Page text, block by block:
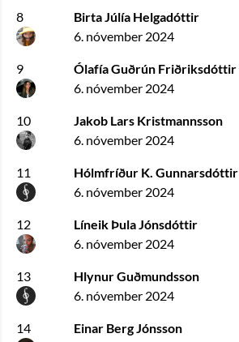
8
Birta Júlía Helgadóttir
6. nóvember 2024
9
Ólafía Guðrún Friðriksdóttir
6. nóvember 2024
10
Jakob Lars Kristmannsson
6. nóvember 2024
11
Hólmfríður K. Gunnarsdóttir
6. nóvember 2024
12
Líneik Þula Jónsdóttir
6. nóvember 2024
13
Hlynur Guðmundsson
6. nóvember 2024
14
Einar Berg Jónsson